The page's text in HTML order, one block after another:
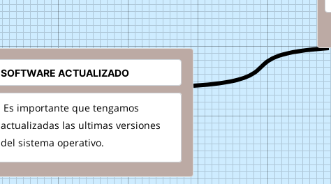
Es importante que tengamos
actualizadas las ultimas versiones
del sistema operativo.